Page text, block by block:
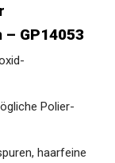
GP14053
Polier-
haarfeine